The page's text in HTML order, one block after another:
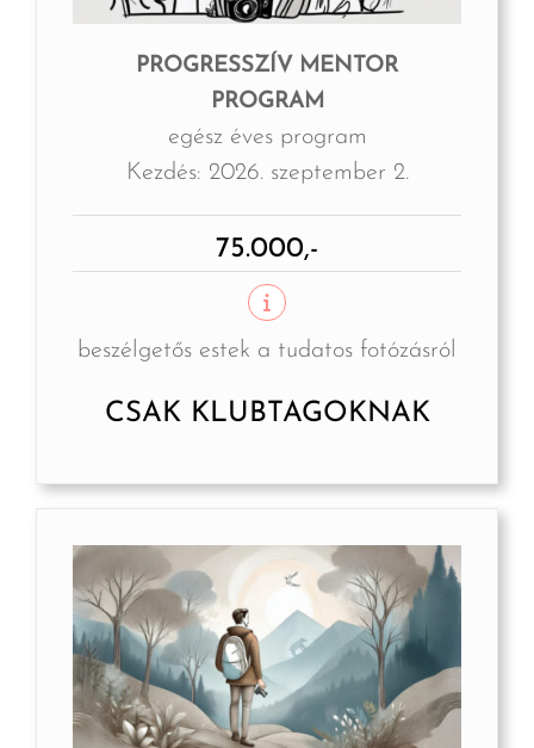
PROGRESSZÍV MENTOR
PROGRAM
egész éves program
Kezdés: 2026. szeptember 2.
75.000,-
beszélgetős estek a tudatos fotózásról
CSAK KLUBTAGOKNAK